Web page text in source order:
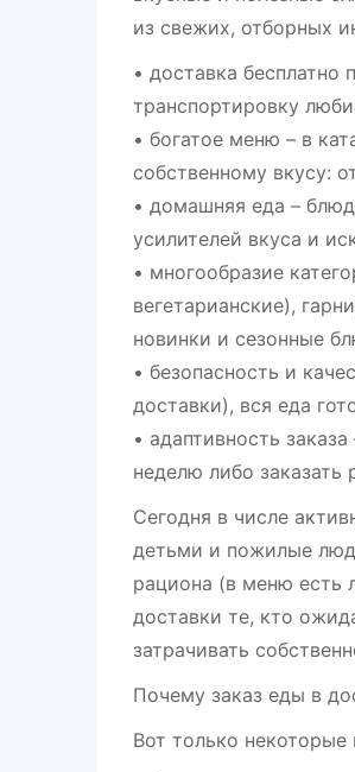
из свежих, отборных
• доставка бесплатно
транспортировку
• богатое меню – в
собственному вкусу:
• домашняя еда –
усилителей вкуса и
• многообразие
вегетарианские),
новинки и сезонные
• безопасность и
доставки), вся еда
• адаптивность
неделю либо
Сегодня в числе
детьми и пожилые
рациона (в меню есть
доставки те, кто
затрачивать
Почему заказ еды в
Вот только некоторые